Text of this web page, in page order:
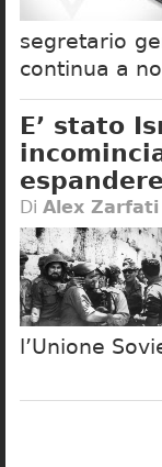
segretario
continua a
E’ stato
Di Alex Zarfati
l’Unione